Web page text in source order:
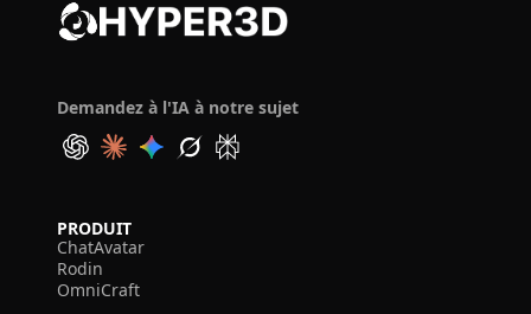
Demandez à l'IA à notre sujet
PRODUIT
ChatAvatar
Rodin
OmniCraft